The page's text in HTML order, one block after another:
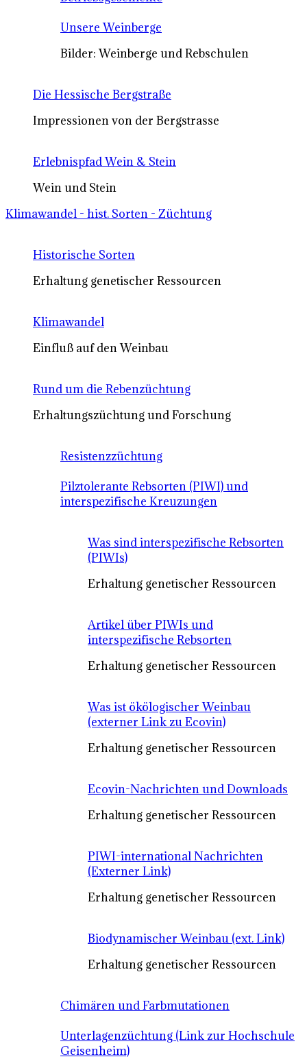
Unsere Weinberge
Bilder: Weinberge und Rebschulen
Die Hessische Bergstraße
Impressionen von der Bergstrasse
Erlebnispfad Wein & Stein
Wein und Stein
Klimawandel - hist. Sorten - Züchtung
Historische Sorten
Erhaltung genetischer Ressourcen
Klimawandel
Einfluß auf den Weinbau
Rund um die Rebenzüchtung
Erhaltungszüchtung und Forschung
Resistenzzüchtung
Pilztolerante Rebsorten (PIWI) und
interspezifische Kreuzungen
Was sind interspezifische Rebsorten
(PIWIs)
Erhaltung genetischer Ressourcen
Artikel über PIWIs und
interspezifische Rebsorten
Erhaltung genetischer Ressourcen
Was ist ökölogischer Weinbau
(externer Link zu Ecovin)
Erhaltung genetischer Ressourcen
Ecovin-Nachrichten und Downloads
Erhaltung genetischer Ressourcen
PIWI-international Nachrichten
(Externer Link)
Erhaltung genetischer Ressourcen
Biodynamischer Weinbau (ext. Link)
Erhaltung genetischer Ressourcen
Chimären und Farbmutationen
Unterlagenzüchtung (Link zur Hochschule
Geisenheim)